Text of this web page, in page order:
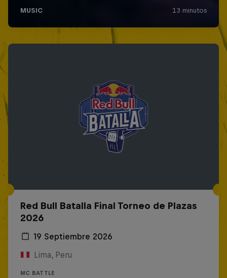
Red Bull Batalla Final Torneo de Plazas
2026
19 Septiembre 2026
Lima, Peru
MC BATTLE